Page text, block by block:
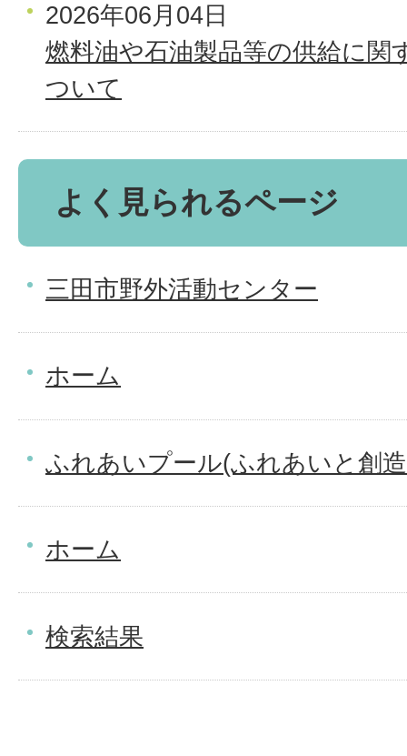
2026年06月04日
燃料油や石油製品等の供給に関
ついて
よく見られるページ
三田市野外活動センター
ホーム
ふれあいプール(ふれあいと創
ホーム
検索結果